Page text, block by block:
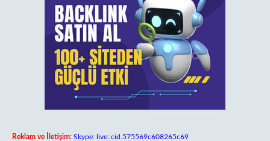
Reklam ve İletişim: Skype: live:.cid.575569c608265c69